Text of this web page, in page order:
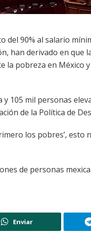
del 90% al salario
han derivado en que
pobreza en México
y 105 mil personas
de la Política de
los pobres’, esto
de personas
Enviar